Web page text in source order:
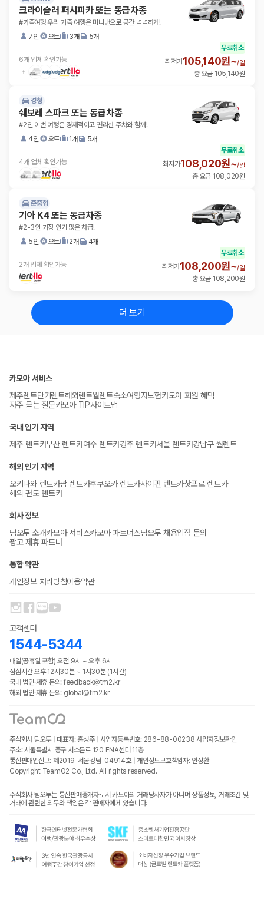
크라이슬러 퍼시피카 또는 동급차종
#가족여행 우리 가족 여행은 미니밴으로 공간 넉넉하게!
7인
오토 3개 5개
6개 업체 확인가능
무료취소
최저가105,140원~/일
총 요금 105,140원
경형
쉐보레 스파크 또는 동급차종
#2인 이번 여행은 경제적이고 편리한 주차와 함께!
4인
오토 1개 5개
4개 업체 확인가능
무료취소
최저가108,020원~/일
총 요금 108,020원
준중형
기아 K4 또는 동급차종
#2-3인 가장 인기 많은 차급!
5인
오토 2개 4개
2개 업체 확인가능
무료취소
최저가108,200원~/일
총 요금 108,200원
더 보기
카모아 서비스
제주렌트단기렌트해외렌트월렌트숙소여행자보험카모아 회원 혜택
자주 묻는 질문카모아 TIP사이트맵
국내 인기 지역
제주 렌트카부산 렌트카여수 렌트카경주 렌트카서울 렌트카강남구 월렌트
해외 인기 지역
오키나와 렌트카괌 렌트카후쿠오카 렌트카사이판 렌트카삿포로 렌트카
해외 편도 렌트카
회사 정보
팀오투 소개카모아 서비스카모아 파트너스팀오투 채용입점 문의
광고 제휴 파트너
통합 약관
개인정보 처리방침이용약관
고객센터
1544-5344
매일(공휴일 포함) 오전 9시 ~ 오후 6시
점심시간 오후 12시30분 ~ 1시30분 (1시간)
국내 법인·제휴 문의: feedback@tm2.kr
해외 법인·제휴 문의: global@tm2.kr
주식회사 팀오투 | 대표자: 홍성주 | 사업자등록번호: 286-88-00238 사업자정보확인
주소: 서울특별시 중구 서소문로 120 ENA센터 11층
통신판매업신고: 제2019-서울강남-04914호 | 개인정보보호책임자: 인정환
Copyright TeamO2 Co., Ltd. All rights reserved.
주식회사 팀오투는 통신판매중개자로서 카모아의 거래당사자가 아니며 상품정보, 거래조건 및
거래에 관련한 의무와 책임은 각 판매자에게 있습니다.